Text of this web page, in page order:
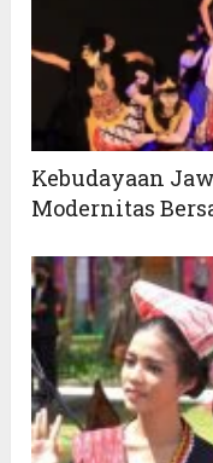
Kebudayaan
Modernitas